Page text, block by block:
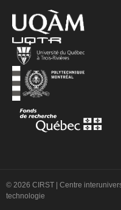
© 2026 CIRST | Centre
technologie